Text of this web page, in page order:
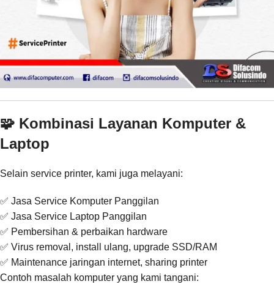
🧩 Kombinasi Layanan Komputer &
Laptop
Selain service printer, kami juga melayani:
✅ Jasa Service Komputer Panggilan
✅ Jasa Service Laptop Panggilan
✅ Pembersihan & perbaikan hardware
✅ Virus removal, install ulang, upgrade SSD/RAM
✅ Maintenance jaringan internet, sharing printer
Contoh masalah komputer yang kami tangani: